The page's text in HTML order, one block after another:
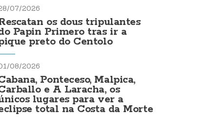
07/2026
os dous tripulantes
Papin Primero tras ir a
preto do Centolo
08/2026
Ponteceso, Malpica,
e A Laracha, os
lugares para ver a
total na Costa da Morte